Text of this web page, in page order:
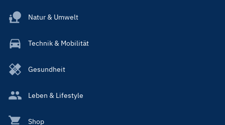
Natur & Umwelt
Technik & Mobilität
Gesundheit
Leben & Lifestyle
Shop